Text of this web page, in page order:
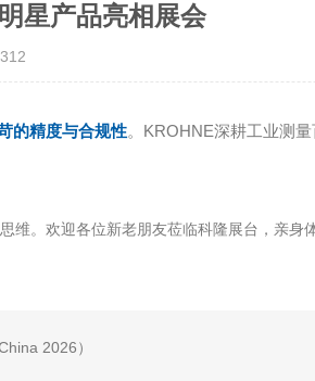
星产品亮相展会
的精度与合规性。 KROHNE深耕工业测
维。欢迎各位新老朋友莅临科隆展台，亲身
2026）